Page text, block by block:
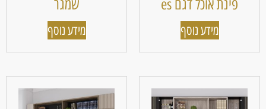
פינת אוכל דגם es
מידע נוסף
שמגר
מידע נוסף